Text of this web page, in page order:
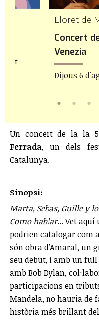
Lloret de
Concert
Venezia
Dijous 6
Un concert de la la
Ferrada, un dels
Catalunya.
Sinopsi:
Marta, Sebas, Guille y
Como hablar... Vet aquí
podrien catalogar com
són obra d’Amaral, un
seu debut, i amb un
amb Bob Dylan,
participacions en
Mandela, no hauria de
història més brillant